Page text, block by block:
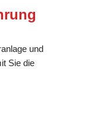
und
Sie die